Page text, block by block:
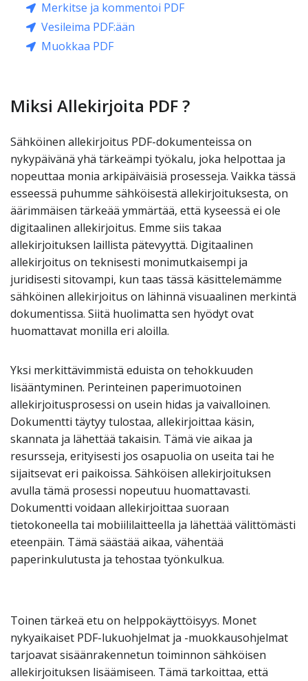
Merkitse ja kommentoi PDF
Vesileima PDF:ään
Muokkaa PDF
Miksi Allekirjoita PDF ?
Sähköinen allekirjoitus PDF-dokumenteissa on
nykypäivänä yhä tärkeämpi työkalu, joka helpottaa ja
nopeuttaa monia arkipäiväisiä prosesseja. Vaikka tässä
esseessä puhumme sähköisestä allekirjoituksesta, on
äärimmäisen tärkeää ymmärtää, että kyseessä ei ole
digitaalinen allekirjoitus. Emme siis takaa
allekirjoituksen laillista pätevyyttä. Digitaalinen
allekirjoitus on teknisesti monimutkaisempi ja
juridisesti sitovampi, kun taas tässä käsittelemämme
sähköinen allekirjoitus on lähinnä visuaalinen merkintä
dokumentissa. Siitä huolimatta sen hyödyt ovat
huomattavat monilla eri aloilla.
Yksi merkittävimmistä eduista on tehokkuuden
lisääntyminen. Perinteinen paperimuotoinen
allekirjoitusprosessi on usein hidas ja vaivalloinen.
Dokumentti täytyy tulostaa, allekirjoittaa käsin,
skannata ja lähettää takaisin. Tämä vie aikaa ja
resursseja, erityisesti jos osapuolia on useita tai he
sijaitsevat eri paikoissa. Sähköisen allekirjoituksen
avulla tämä prosessi nopeutuu huomattavasti.
Dokumentti voidaan allekirjoittaa suoraan
tietokoneella tai mobiililaitteella ja lähettää välittömästi
eteenpäin. Tämä säästää aikaa, vähentää
paperinkulutusta ja tehostaa työnkulkua.
Toinen tärkeä etu on helppokäyttöisyys. Monet
nykyaikaiset PDF-lukuohjelmat ja -muokkausohjelmat
tarjoavat sisäänrakennetun toiminnon sähköisen
allekirjoituksen lisäämiseen. Tämä tarkoittaa, että